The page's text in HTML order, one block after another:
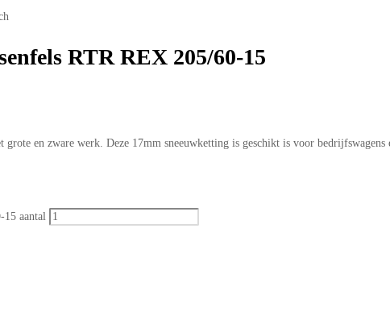
RTR REX 205/60-15
en zware werk. Deze 17mm sneeuwketting is geschikt is voor bedrijfswagens
15 aantal